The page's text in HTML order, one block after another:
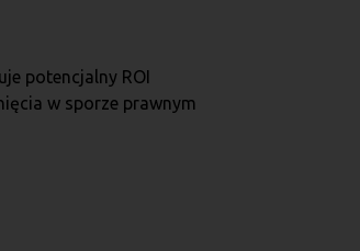
potencjalny ROI
w sporze prawnym